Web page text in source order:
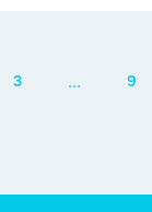
3 ... 9